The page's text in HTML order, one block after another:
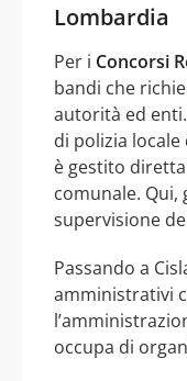
Lombardia
Per i Concorsi
bandi che
autorità ed
di polizia
è gestito
comunale. Qui,
supervisione
Passando a
amministrativi
occupa di